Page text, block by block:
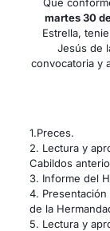
martes 30
Estrella,
Jesús de
convocatoria y
1.Preces.
2. Lectura y
Cabildos
3. Informe del
4.
de la
5. Lectura y